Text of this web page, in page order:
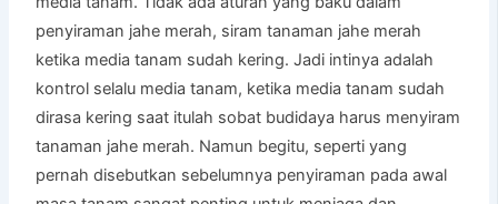
penyiraman jahe merah, siram tanaman jahe merah
ketika media tanam sudah kering. Jadi intinya adalah
kontrol selalu media tanam, ketika media tanam sudah
dirasa kering saat itulah sobat budidaya harus menyiram
tanaman jahe merah. Namun begitu, seperti yang
pernah disebutkan sebelumnya penyiraman pada awal